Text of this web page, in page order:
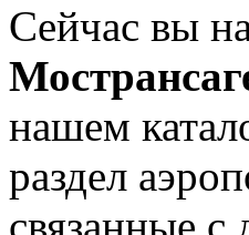
Сейчас вы
нашем
раздел
связанные с